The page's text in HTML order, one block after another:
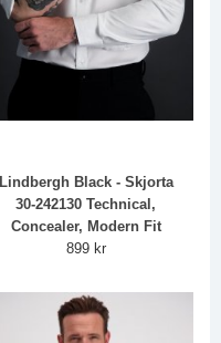
Lindbergh Black - Skjorta
30-242130 Technical,
Concealer, Modern Fit
899 kr